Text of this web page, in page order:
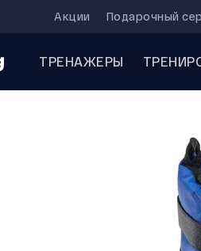
Акции Подарочный
ТРЕНАЖЕРЫ